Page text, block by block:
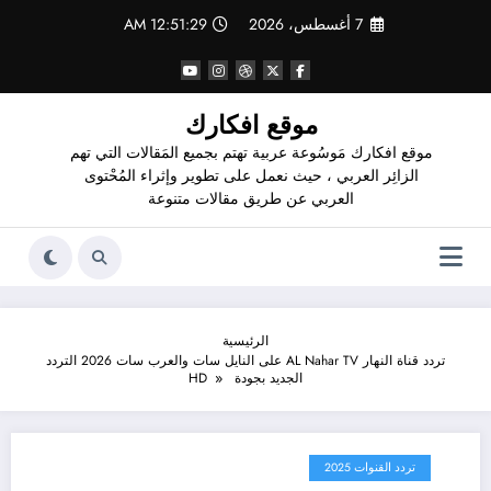
7 أغسطس، 2026 12:51:30 AM
موقع افكارك
موقع افكارك مَوسُوعة عربية تهتم بجميع المَقالات التي تهم
الزائِر العربي ، حيث نعمل على تطوير وإثراء المُحْتوى
العربي عن طريق مقالات متنوعة
الرئيسية
تردد قناة النهار AL Nahar TV على النايل سات والعرب سات 2026 التردد
الجديد بجودة HD
تردد القنوات 2025